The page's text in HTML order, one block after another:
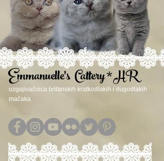
Emmanuelle's Cattery * HR
uzgajivačnica britanskih kratkodlakih i dugodlakih
mačaka